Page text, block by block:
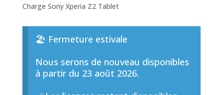
Charge Sony Xperia Z2 Tablet
🏖️ Fermeture estivale
Nous serons de nouveau disponibles
à partir du 23 août 2026.